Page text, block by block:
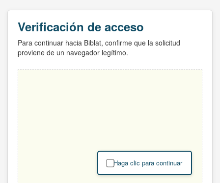
Verificación de acceso
Para continuar hacia Biblat, confirme que la solicitud
proviene de un navegador legítimo.
Haga clic para continuar